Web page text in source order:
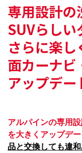
専用設計の
SUVらし
さらに楽し
面カーナビ
アップデー
アルパインの専用
を大きくアップデー
品と交換しても違